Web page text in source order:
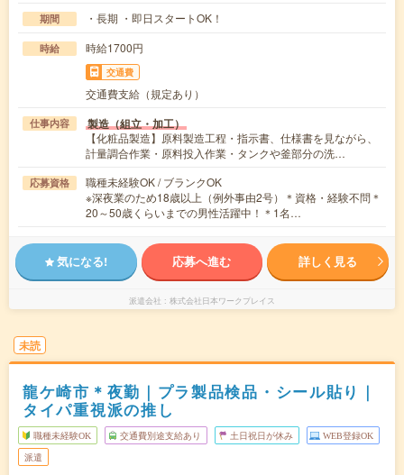
期間 ・長期 ・即日スタートOK！
時給 時給1700円
交通費
交通費支給（規定あり）
仕事内容 製造（組立・加工）
【化粧品製造】原料製造工程・指示書、仕様書を見ながら、
計量調合作業・原料投入作業・タンクや釜部分の洗…
応募資格
職種未経験OK / ブランクOK
※深夜業のため18歳以上（例外事由2号）＊資格・経験不問＊
20～50歳くらいまでの男性活躍中！＊1名…
気になる! 応募へ進む 詳しく見る
派遣会社 株式会社日本ワークプレイス
未読
龍ケ崎市＊夜勤｜プラ製品検品・シール貼り｜
タイパ重視派の推し
職種未経験OK 交通費別途支給あり 土日祝日が休み WEB登録OK
派遣